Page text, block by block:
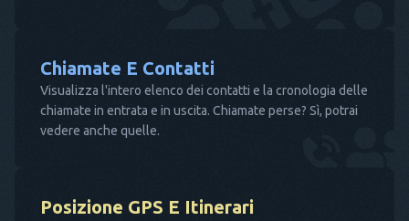
Chiamate E Contatti
Visualizza l'intero elenco dei contatti e la cronologia delle
chiamate in entrata e in uscita. Chiamate perse? Sì, potrai
vedere anche quelle.
Posizione GPS E Itinerari